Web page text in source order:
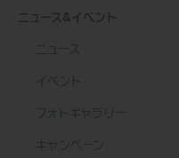
ニュース&イベント
ニュース
イベント
フォトギャラリー
キャンペーン